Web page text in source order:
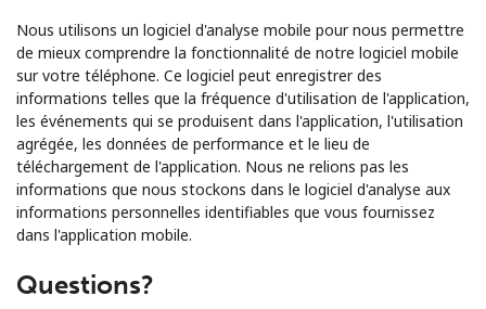
Nous utilisons un logiciel d'analyse mobile pour nous permettre
de mieux comprendre la fonctionnalité de notre logiciel mobile
sur votre téléphone. Ce logiciel peut enregistrer des
informations telles que la fréquence d'utilisation de l'application,
les événements qui se produisent dans l'application, l'utilisation
agrégée, les données de performance et le lieu de
téléchargement de l'application. Nous ne relions pas les
informations que nous stockons dans le logiciel d'analyse aux
informations personnelles identifiables que vous fournissez
dans l'application mobile.
Questions?